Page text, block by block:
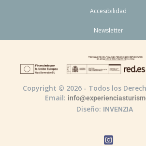
Accesibilidad
Newsletter
Copyright © 2026 - Todos los
Email:
Diseño: INVENZIA